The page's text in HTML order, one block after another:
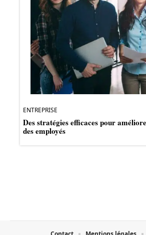
ENTREPRISE
Des stratégies efficaces pour
des employés